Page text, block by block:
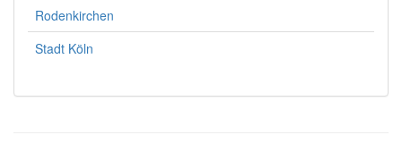
Rodenkirchen
Stadt Köln